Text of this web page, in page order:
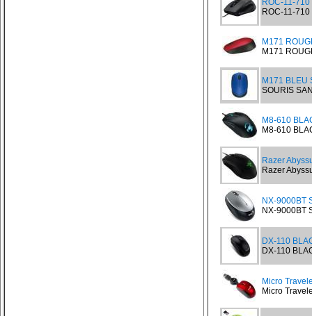
ROC-11-
ROC-11-
M171
M171
M171 BLEU
SOURIS
M8-610
M8-610
Razer
Razer
NX-9000BT
NX-9000BT
DX-110
DX-110
Micro
Micro